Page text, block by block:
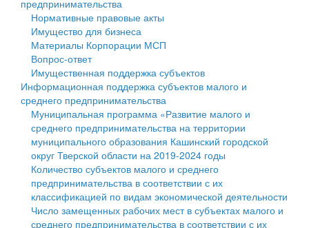
Государственные услуги
Промышленность и АПК
Экономика и бизнес
...
Символика
Устав
Гостям округа
Туризм
Культура
Образование
Здравоохранение
Социальная защита
муниципального округа Тверской области
Администрация Кашинского муниципального округа
Тверской области
Управление сельскими территориями
Открытые данные
Работа с обращениями граждан
Муниципальный контроль
Муниципальные услуги
Финансовое управление
Бюджет для граждан
Имущество
Выявление правообладателей ранее учтенных
объектов недвижимости
Имущественная поддержка субъектов малого и
среднего предпринимательства
Информационная поддержка субъектов малого и
предпринимательства
Нормативные правовые акты
Имущество для бизнеса
Материалы Корпорации МСП
Вопрос-ответ
Имущественная поддержка субъектов
Информационная поддержка субъектов малого и
среднего предпринимательства
Муниципальная программа «Развитие малого и
среднего предпринимательства на территории
муниципального образования Кашинский городской
округ Тверской области на 2019-2024 годы
Количество субъектов малого и среднего
предпринимательства в соответствии с их
классификацией по видам экономической деятельности
Число замещенных рабочих мест в субъектах малого и
среднего предпринимательства в соответствии с их